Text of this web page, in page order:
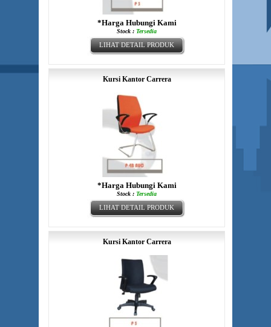
*Harga Hubungi Kami
Stock : Tersedia
LIHAT DETAIL PRODUK
Kursi Kantor Carrera
*Harga Hubungi Kami
Stock : Tersedia
LIHAT DETAIL PRODUK
Kursi Kantor Carrera